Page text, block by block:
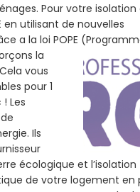
Pour votre isolation
en utilisant de nouvelles
a la loi POPE
la
vous
pour 1
Les
Ils
écologique et l’isolation
de votre logement en